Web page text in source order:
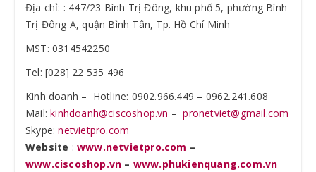
Địa chỉ: : 447/23 Bình Trị Đông, khu phố 5, phường Bình
Trị Đông A, quận Bình Tân, Tp. Hồ Chí Minh
MST: 0314542250
Tel: [028] 22 535 496
Kinh doanh – Hotline: 0902.966.449 – 0962.241.608
Mail:kinhdoanh@ciscoshop.vn –pronetviet@gmail.com
Skype:netvietpro.com
Website :www.netvietpro.com –
www.ciscoshop.vn – www.phukienquang.com.vn